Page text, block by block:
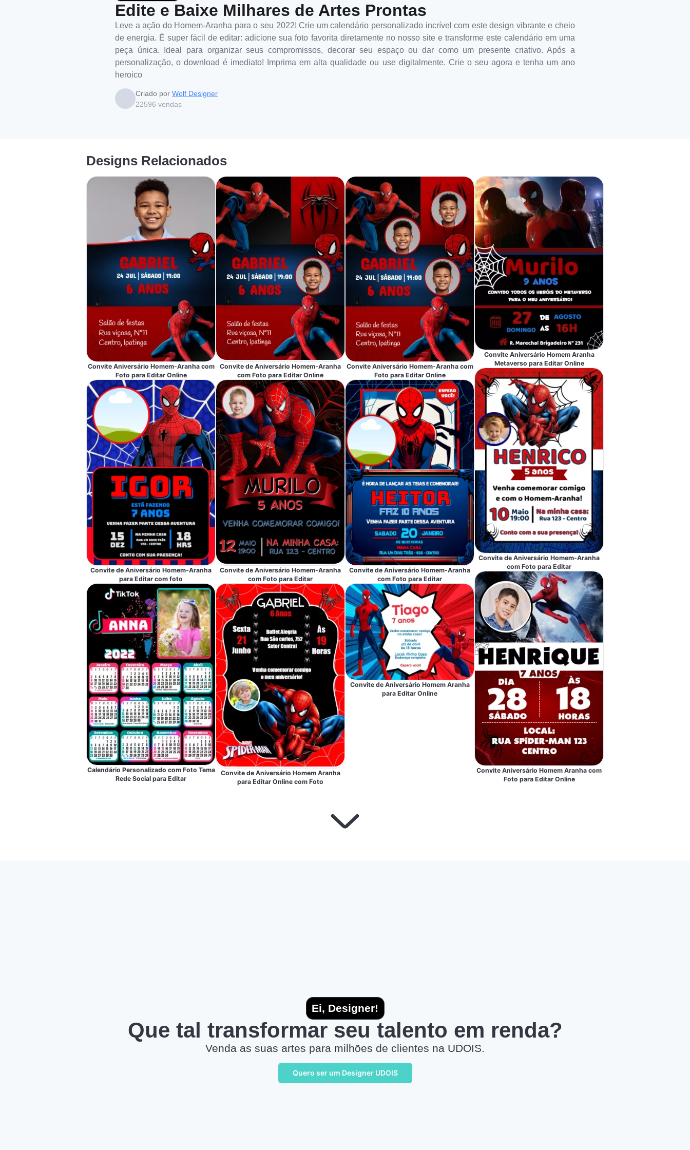
Edite e Baixe Milhares de Artes Prontas
Leve a ação do Homem-Aranha para o seu 2022! Crie um calendário personalizado incrível com este design vibrante e cheio
de energia. É super fácil de editar: adicione sua foto favorita diretamente no nosso site e transforme este calendário em uma
peça única. Ideal para organizar seus compromissos, decorar seu espaço ou dar como um presente criativo. Após a
personalização, o download é imediato! Imprima em alta qualidade ou use digitalmente. Crie o seu agora e tenha um ano
heroico
Criado por Wolf Designer
22596 vendas
Designs Relacionados
Convite Aniversário Homem-Aranha com
Foto para Editar Online
Convite de Aniversário Homem-Aranha
para Editar com foto
Calendário Personalizado com Foto Tema
Rede Social para Editar
Convite de Aniversário Homem-Aranha
com Foto para Editar Online
Convite de Aniversário Homem-Aranha
com Foto para Editar
Convite de Aniversário Homem Aranha
para Editar Online com Foto
Convite Aniversário Homem-Aranha com
Foto para Editar Online
Convite de Aniversário Homem-Aranha
com Foto para Editar
Convite de Aniversário Homem Aranha
para Editar Online
Convite Aniversário Homem Aranha
Metaverso para Editar Online
Convite de Aniversário Homem-Aranha
com Foto para Editar
Convite Aniversário Homem Aranha com
Foto para Editar Online
Ei, Designer!
Que tal transformar seu talento em renda?
Venda as suas artes para milhões de clientes na UDOIS.
Quero ser um Designer UDOIS